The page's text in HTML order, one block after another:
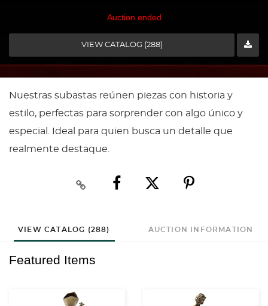
Auction ended
VIEW CATALOG (288)
Nuestras subastas reúnen piezas con historia y
estilo, perfectas para sorprender con algo único y
especial. Ideal para quien busca un detalle que
realmente destaque.
VIEW CATALOG (288) AUCTION INFORMATION
Featured Items